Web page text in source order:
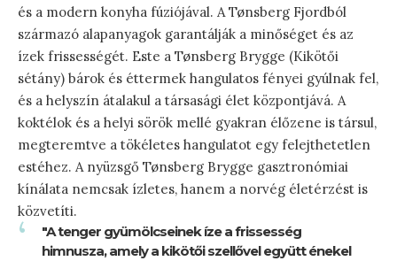
és a modern konyha fúziójával. A Tønsberg Fjordból
származó alapanyagok garantálják a minőséget és az
ízek frissességét. Este a Tønsberg Brygge (Kikötői
sétány) bárok és éttermek hangulatos fényei gyúlnak fel,
és a helyszín átalakul a társasági élet központjává. A
koktélok és a helyi sörök mellé gyakran élőzene is társul,
megteremtve a tökéletes hangulatot egy felejthetetlen
estéhez. A nyüzsgő Tønsberg Brygge gasztronómiai
kínálata nemcsak ízletes, hanem a norvég életérzést is
közvetíti.
"A tenger gyümölcseinek íze a frissesség
himnusza, amely a kikötői szellővel együtt énekel